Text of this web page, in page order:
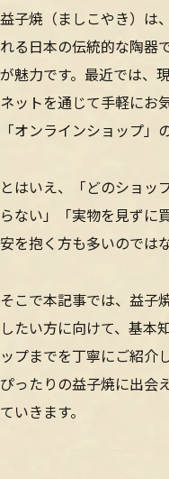
益子焼（ましこやき）は
れる日本の伝統的な陶器
が魅力です。最近では、
ネットを通じて手軽にお
「オンラインショップ」
とはいえ、「どのショッ
らない」「実物を見ずに
安を抱く方も多いのでは
そこで本記事では、益子
したい方に向けて、基本
ップまでを丁寧にご紹介
ぴったりの益子焼に出会
ていきます。